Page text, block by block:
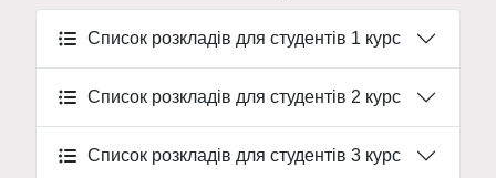
Список розкладів для студентів 1 курс
Список розкладів для студентів 2 курс
Список розкладів для студентів 3 курс